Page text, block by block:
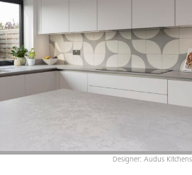
Designer: Audus Kitchens